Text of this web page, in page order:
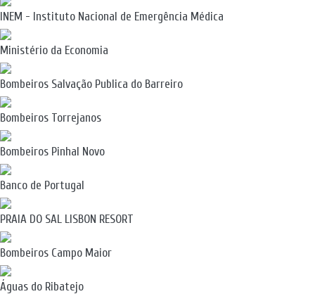
INEM - Instituto Nacional de Emergência Médica
Ministério da Economia
Bombeiros Salvação Publica do Barreiro
Bombeiros Torrejanos
Bombeiros Pinhal Novo
Banco de Portugal
PRAIA DO SAL LISBON RESORT
Bombeiros Campo Maior
Águas do Ribatejo